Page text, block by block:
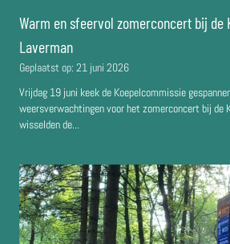
Warm en sfeervol zomerconcert bij de
Laverman
Geplaatst op: 21 juni 2026
Vrijdag 19 juni keek de Koepelcommissie
weersverwachtingen voor het zomerconcert bij de
wisselden de...